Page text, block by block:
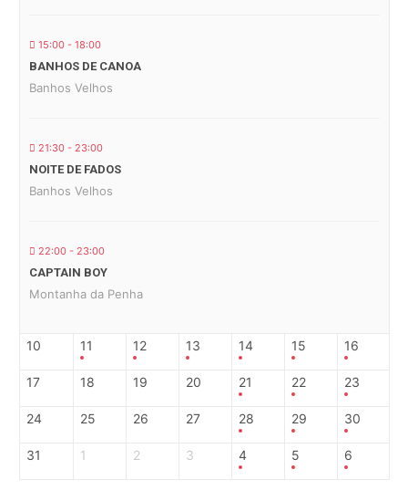
15:00 - 18:00
BANHOS DE CANOA
Banhos Velhos
21:30 - 23:00
NOITE DE FADOS
Banhos Velhos
22:00 - 23:00
CAPTAIN BOY
Montanha da Penha
10 11 12 13 14 15 16
17 18 19 20 21 22 23
24 25 26 27 28 29 30
31 1 2 3 4 5 6